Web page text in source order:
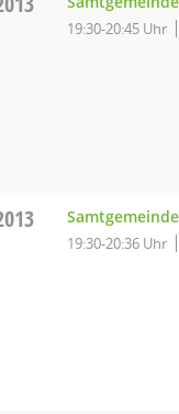
19:30-20:45 Uhr
19:30-20:36 Uhr